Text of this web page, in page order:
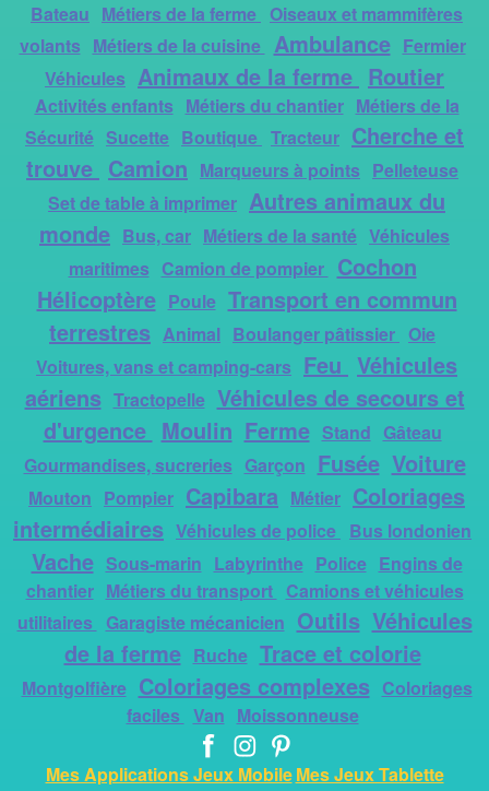
Bateau Métiers de la ferme Oiseaux et mammifères
volants Métiers de la cuisine Ambulance Fermier
Véhicules Animaux de la ferme Routier
Activités enfants Métiers du chantier Métiers de la
Sécurité Sucette Boutique Tracteur Cherche et
trouve Camion Marqueurs à points Pelleteuse
Set de table à imprimer Autres animaux du
monde Bus, car Métiers de la santé Véhicules
maritimes Camion de pompier Cochon
Hélicoptère Poule Transport en commun
terrestres Animal Boulanger pâtissier Oie
Voitures, vans et camping-cars Feu Véhicules
aériens Tractopelle Véhicules de secours et
d'urgence Moulin Ferme Stand Gâteau
Gourmandises, sucreries Garçon Fusée Voiture
Mouton Pompier Capibara Métier Coloriages
intermédiaires Véhicules de police Bus londonien
Vache Sous-marin Labyrinthe Police Engins de
chantier Métiers du transport Camions et véhicules
utilitaires Garagiste mécanicien Outils Véhicules
de la ferme Ruche Trace et colorie
Montgolfière Coloriages complexes Coloriages
faciles Van Moissonneuse
Mes Applications Jeux MobileMes Jeux Tablette